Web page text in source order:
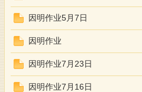
因明作业5月7日
因明作业
因明作业7月23日
因明作业7月16日